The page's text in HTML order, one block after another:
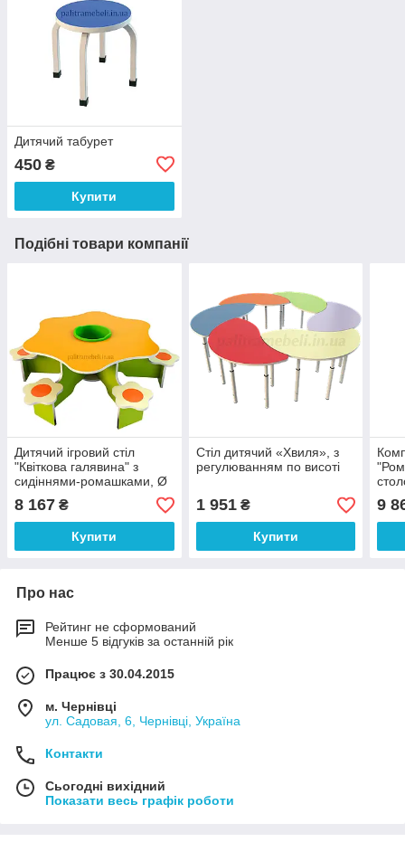
Дитячий табурет
450 ₴
Купити
Подібні товари компанії
Дитячий ігровий стіл
"Квіткова галявина" з
сидіннями-ромашками, Ø
1490 мм – Палітра Меблів
8 167 ₴
Купити
Стіл дитячий «Хвиля», з
регулюванням по висоті
1 951₴
Купити
9
Про нас
Рейтинг не сформований
Менше 5 відгуків за останній рік
Працює з 30.04.2015
м. Чернівці
ул. Садовая, 6, Чернівці, Україна
Контакти
Сьогодні вихідний
Показати весь графік роботи